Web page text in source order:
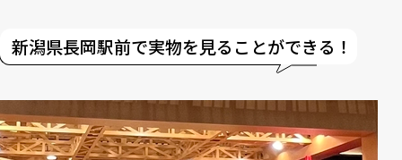
新潟県長岡駅前で実物を見ることができる！